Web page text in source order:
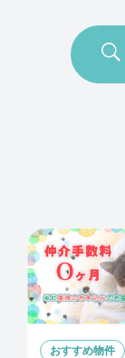
おすすめ物件